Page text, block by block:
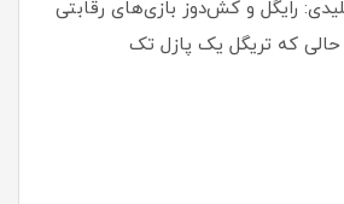
رایگل و کش‌دوز بازی‌های رقابتی
حالی که تریگل یک پازل تک